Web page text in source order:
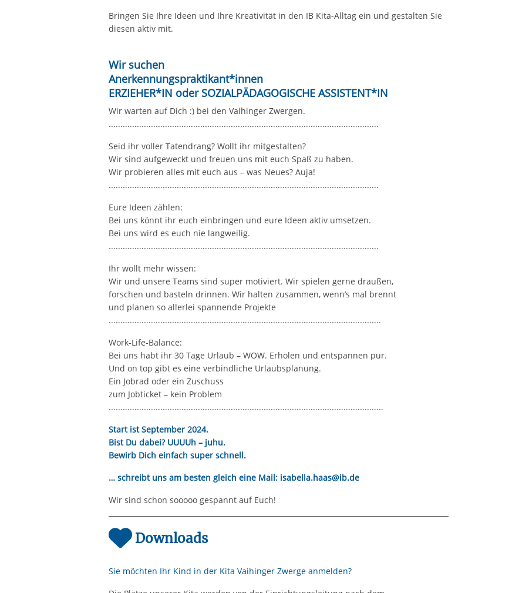
Bringen Sie Ihre Ideen und Ihre Kreativität in den IB Kita-Alltag ein und gestalten Sie
diesen aktiv mit.
Wir suchen
Anerkennungspraktikant*innen
ERZIEHER*IN oder SOZIALPÄDAGOGISCHE ASSISTENT*IN​
Wir warten auf Dich :) bei den Vaihinger Zwergen.
...................................................................................................................
Seid ihr voller Tatendrang? Wollt ihr mitgestalten?
Wir sind aufgeweckt und freuen uns mit euch Spaß zu haben.
Wir probieren alles mit euch aus – was Neues? Auja!
...................................................................................................................
Eure Ideen zählen:
Bei uns könnt ihr euch einbringen und eure Ideen aktiv umsetzen.
Bei uns wird es euch nie langweilig.
...................................................................................................................
Ihr wollt mehr wissen:
Wir und unsere Teams sind super motiviert. Wir spielen gerne draußen,
forschen und basteln drinnen. Wir halten zusammen, wenn’s mal brennt
und planen so allerlei spannende Projekte
....................................................................................................................
Work-Life-Balance:
Bei uns habt ihr 30 Tage Urlaub – WOW. Erholen und entspannen pur.
Und on top gibt es eine verbindliche Urlaubsplanung.
Ein Jobrad oder ein Zuschuss
zum Jobticket – kein Problem
.....................................................................................................................
Start ist September 2024.
Bist Du dabei? UUUUh – juhu.
Bewirb Dich einfach super schnell.
… schreibt uns am besten gleich eine Mail: isabella.haas@ib.de
Wir sind schon sooooo gespannt auf Euch!
Downloads
Sie möchten Ihr Kind in der Kita Vaihinger Zwerge anmelden?